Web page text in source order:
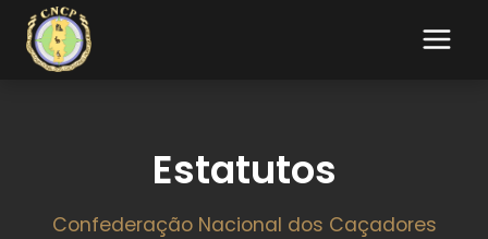
Estatutos
Confederação Nacional dos Caçadores